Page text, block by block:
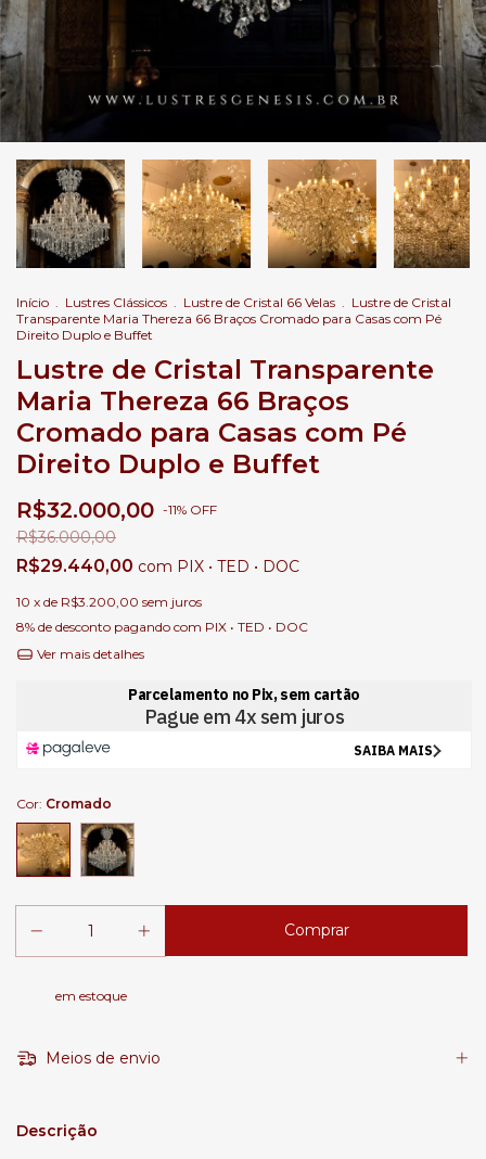
Início Lustres Clássicos Lustre de Cristal 66 Velas
Lustre de Cristal
Transparente Maria Thereza 66 Braços Cromado para Casas com Pé
Direito Duplo e Buffet
Lustre de Cristal Transparente
Maria Thereza 66 Braços
Cromado para Casas com Pé
Direito Duplo e Buffet
R$32.000,00 -11% OFF
R$36.000,00
R$29.440,00 com PIX • TED • DOC
10 x de R$3.200,00 sem juros
8% de desconto pagando com PIX • TED • DOC
Ver mais detalhes
Cor: Cromado
em estoque
Meios de envio
Descrição